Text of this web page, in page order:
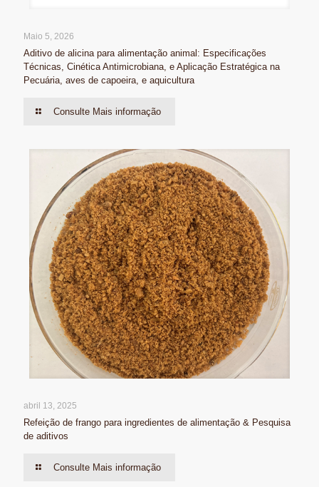
Maio 5, 2026
Aditivo de alicina para alimentação animal: Especificações
Técnicas, Cinética Antimicrobiana, e Aplicação Estratégica na
Pecuária, aves de capoeira, e aquicultura
Consulte Mais informação
abril 13, 2025
Refeição de frango para ingredientes de alimentação & Pesquisa
de aditivos
Consulte Mais informação